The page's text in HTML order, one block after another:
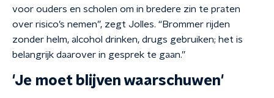
voor ouders en scholen om in bredere zin te praten
over risico’s nemen”, zegt Jolles. “Brommer rijden
zonder helm, alcohol drinken, drugs gebruiken; het is
belangrijk daarover in gesprek te gaan.”
'Je moet blijven waarschuwen'